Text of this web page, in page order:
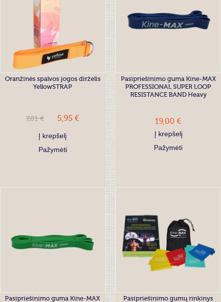
Oranžinės spalvos jogos dirželis
YellowSTRAP
7,01 € 5,95 €
Į krepšelį
Pažymėti
Pasipriešinimo guma Kine-MAX
PROFESSIONAL SUPER LOOP
RESISTANCE BAND Heavy
19,00 €
Į krepšelį
Pažymėti
Pasipriešinimo guma Kine-MAX Pasipriešinimo gumų rinkinys